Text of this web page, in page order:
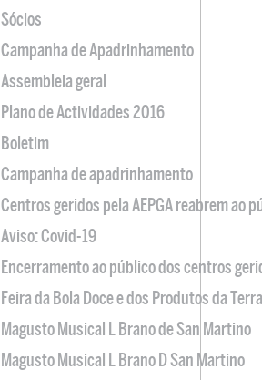
Sócios
Campanha de Apadrinhamento
Assembleia geral
Plano de Actividades 2016
Boletim
Campanha de apadrinhamento
Centros geridos pela AEPGA reabrem ao
Aviso: Covid-19
Encerramento ao público dos centros
Feira da Bola Doce e dos Produtos da
Magusto Musical L Brano de San Martino
Magusto Musical L Brano D San Martino